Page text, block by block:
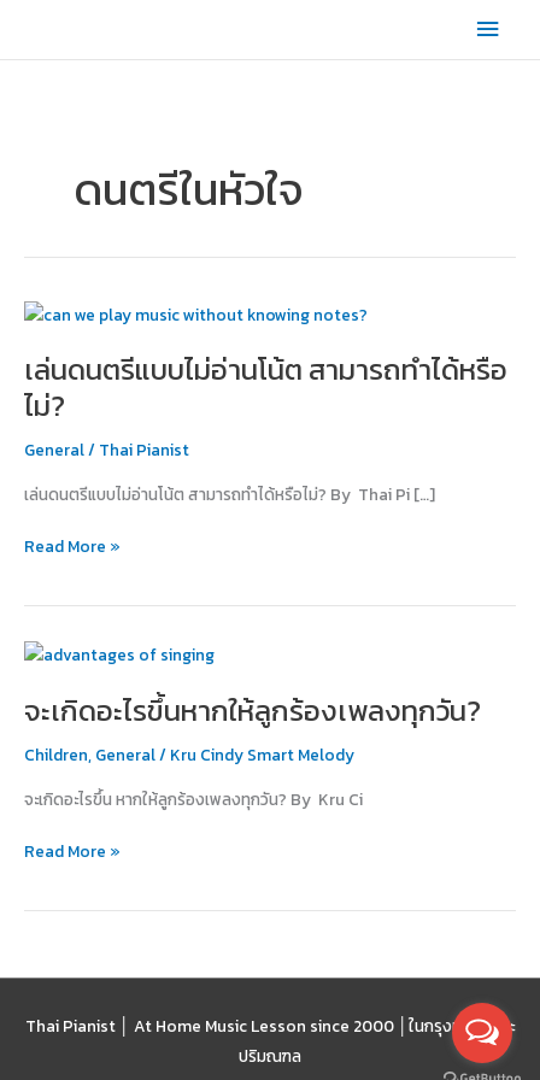
content
Main
ดนตรีในหัวใจ
เล่นดนตรีแบบไม่อ่านโน้ต สามารถทำได้หรือ
ไม่?
General/ Thai Pianist
เล่นดนตรีแบบไม่อ่านโน้ต สามารถทำได้หรือไม่? By Thai Pi […]
เล่น
แบบ
ไม่
อ่าน
โน้ต
ทำได้
ไม่?
Read More »
จะเกิดอะไรขึ้นหากให้ลูกร้องเพลงทุกวัน?
Children, General/ Kru Cindy Smart Melody
จะเกิดอะไรขึ้น หากให้ลูกร้องเพลงทุกวัน? By Kru Ci
จะ
อะไร
หาก
ลูก
เพลง
วัน?
Read More »
Thai Pianist │ At Home Music Lesson since 2000 │ ในกรุงเทพฯ และ
ปริมณฑล